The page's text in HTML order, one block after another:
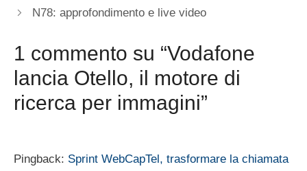
N78: approfondimento e live video
1 commento su “Vodafone
lancia Otello, il motore di
ricerca per immagini”
Pingback: Sprint WebCapTel, trasformare la chiamata